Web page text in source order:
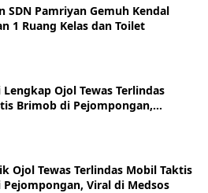
SDN Pamriyan Gemuh Kendal
1 Ruang Kelas dan Toilet
Ojol Tewas Terlindas
Brimob di Pejompongan,
Antar Orderan
Ojol Tewas Terlindas Mobil Taktis
Viral di Medsos